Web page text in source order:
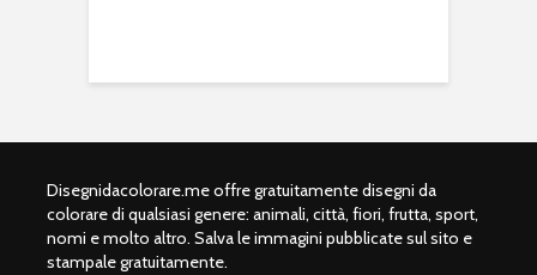
Disegnidacolorare.me offre gratuitamente disegni da
colorare di qualsiasi genere: animali, città, fiori, frutta, sport,
nomi e molto altro. Salva le immagini pubblicate sul sito e
stampale gratuitamente.